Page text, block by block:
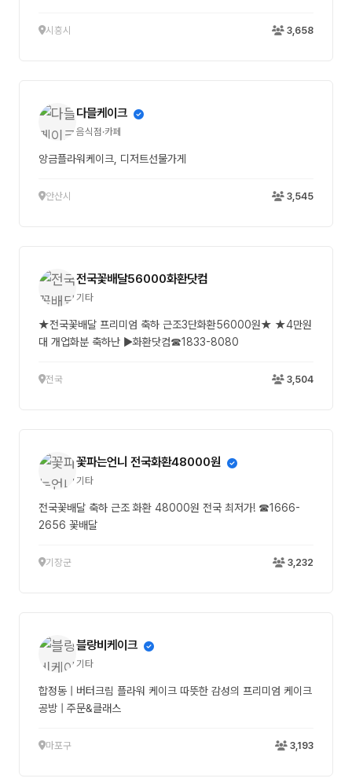
시흥시 3,658
다믈케이크
음식점·카페
앙금플라워케이크, 디저트선물가게
안산시 3,545
전국꽃배달56000화환닷컴
기타
★전국꽃배달 프리미엄 축하 근조3단화환56000원★ ★4만원
대 개업화분 축하난 ▶화환닷컴☎1833-8080
전국 3,504
꽃파는언니 전국화환48000원
기타
전국꽃배달 축하 근조 화환 48000원 전국 최저가! ☎1666-
2656 꽃배달
기장군 3,232
블랑비케이크
기타
합정동 | 버터크림 플라워 케이크 따뜻한 감성의 프리미엄 케이크
공방 | 주문&클래스
마포구 3,193